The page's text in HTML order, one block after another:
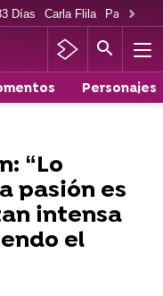
Días Carla Flila Paco
Personajes
“Lo
pasión es
intensa
el